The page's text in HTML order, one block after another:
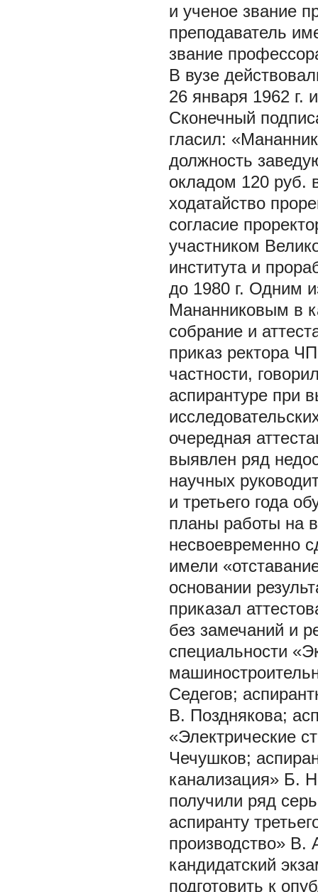
и ученое звание
преподаватель
звание
В вузе
26 января 1962
Сконечный
гласил:
должность
окладом 120 руб.
ходатайство
согласие
участником
института и
до 1980 г. Одним
Мананниковым в
собрание и
приказ ректора
частности,
аспирантуре при
очередная
выявлен ряд
научных
и третьего года
планы работы на
несвоевременно
имели
основании
приказал
без замечаний и
специальности
Седегов;
В. Позднякова;
«Электрические
Чечушков;
канализация» Б.
получили ряд
аспиранту
производство» В.
кандидатский
подготовить к